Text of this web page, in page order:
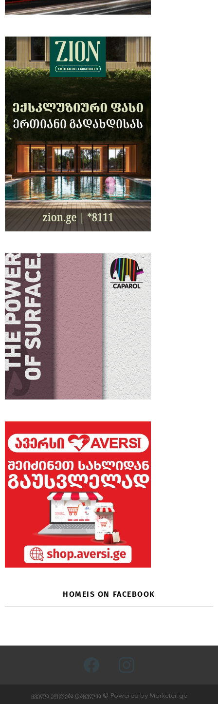
HOMEIS ON FACEBOOK
ყველა უფლება დაცულია © Powered by Marketer.ge